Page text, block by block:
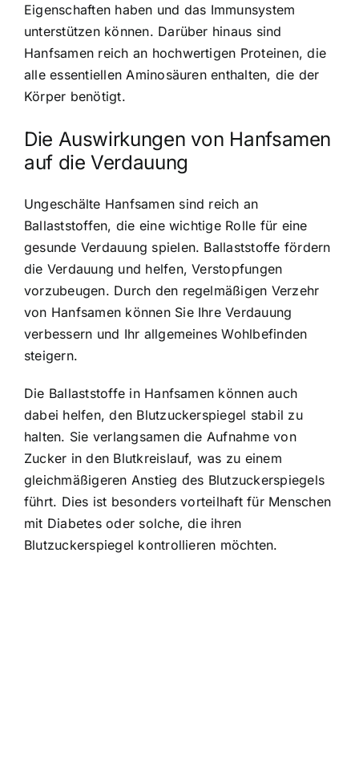
Eigenschaften haben und das Immunsystem
unterstützen können. Darüber hinaus sind
Hanfsamen reich an hochwertigen Proteinen, die
alle essentiellen Aminosäuren enthalten, die der
Körper benötigt.
Die Auswirkungen von Hanfsamen
auf die Verdauung
Ungeschälte Hanfsamen sind reich an
Ballaststoffen, die eine wichtige Rolle für eine
gesunde Verdauung spielen. Ballaststoffe fördern
die Verdauung und helfen, Verstopfungen
vorzubeugen. Durch den regelmäßigen Verzehr
von Hanfsamen können Sie Ihre Verdauung
verbessern und Ihr allgemeines Wohlbefinden
steigern.
Die Ballaststoffe in Hanfsamen können auch
dabei helfen, den Blutzuckerspiegel stabil zu
halten. Sie verlangsamen die Aufnahme von
Zucker in den Blutkreislauf, was zu einem
gleichmäßigeren Anstieg des Blutzuckerspiegels
führt. Dies ist besonders vorteilhaft für Menschen
mit Diabetes oder solche, die ihren
Blutzuckerspiegel kontrollieren möchten.